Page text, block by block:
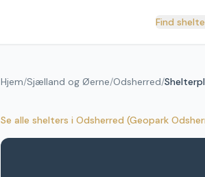
Find
Hjem/Sjælland og Øerne/Odsherred/
Se alle shelters i Odsherred (Geopark